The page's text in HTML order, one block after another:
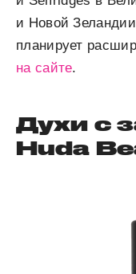
и Новой
планирует
на сайте.
Духи с
Huda